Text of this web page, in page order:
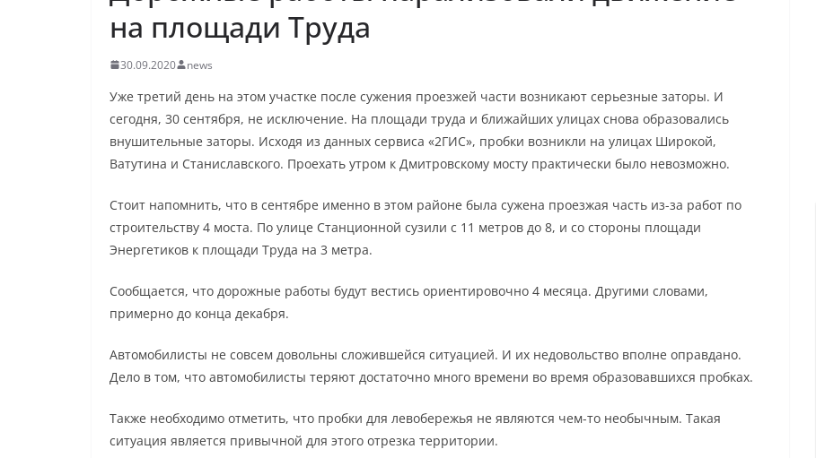
на площади Труда
30.09.2020 news
Уже третий день на этом участке после сужения проезжей части возникают серьезные заторы. И
сегодня, 30 сентября, не исключение. На площади труда и ближайших улицах снова образовались
внушительные заторы. Исходя из данных сервиса «2ГИС», пробки возникли на улицах Широкой,
Ватутина и Станиславского. Проехать утром к Дмитровскому мосту практически было невозможно.
Стоит напомнить, что в сентябре именно в этом районе была сужена проезжая часть из-за работ по
строительству 4 моста. По улице Станционной сузили с 11 метров до 8, и со стороны площади
Энергетиков к площади Труда на 3 метра.
Сообщается, что дорожные работы будут вестись ориентировочно 4 месяца. Другими словами,
примерно до конца декабря.
Автомобилисты не совсем довольны сложившейся ситуацией. И их недовольство вполне оправдано.
Дело в том, что автомобилисты теряют достаточно много времени во время образовавшихся пробках.
Также необходимо отметить, что пробки для левобережья не являются чем-то необычным. Такая
ситуация является привычной для этого отрезка территории.